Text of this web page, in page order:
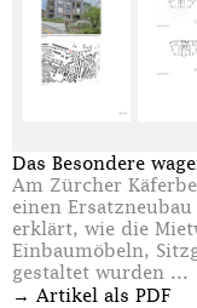
Das Besondere
Am Zürcher
einen
erklärt, wie die
Einbaumöbeln,
gestaltet wurden ...
→ Artikel als PDF